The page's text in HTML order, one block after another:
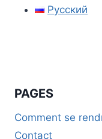
Русский
PAGES
Comment se
Contact